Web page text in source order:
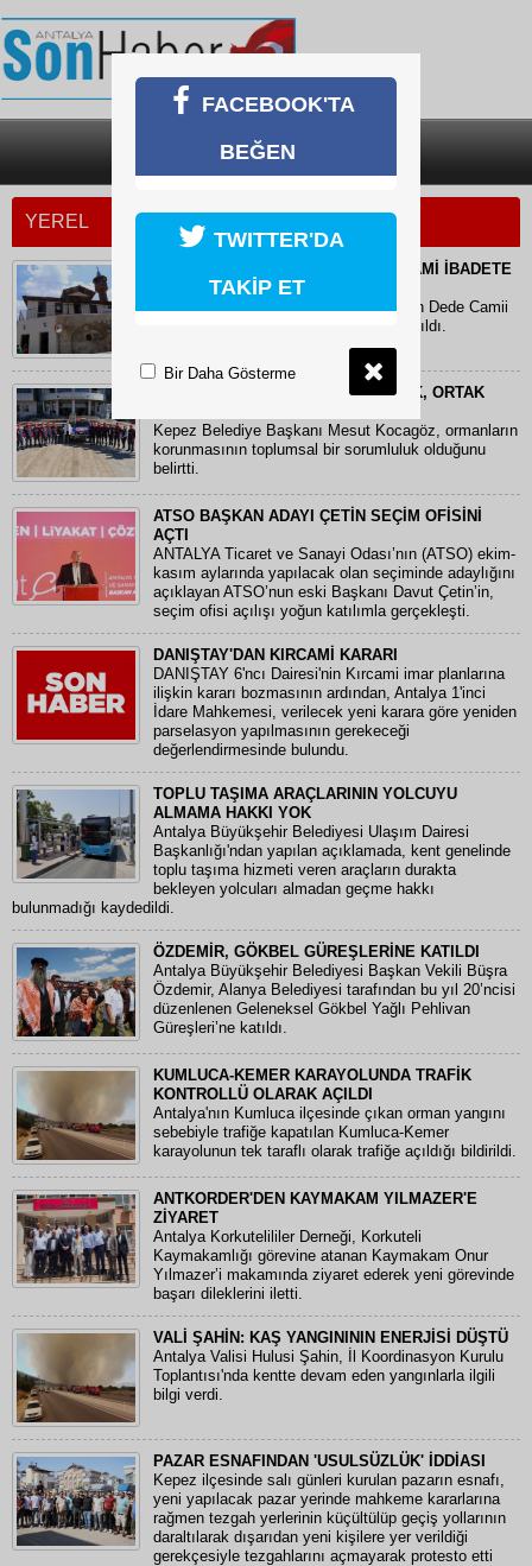
SON DAKİKA
YEREL
RESTORASYONU TAMAMLANAN CAMİ İBADETE
BURDUR'da 1845 yılında yapılan Hecin Dede Camii
restorasyonu tamamlanarak ibadete açıldı.
KOCAGÖZ: "ORMANLARI KORUMAK, ORTAK
Kepez Belediye Başkanı Mesut Kocagöz, ormanların
korunmasının toplumsal bir sorumluluk olduğunu
belirtti.
ATSO BAŞKAN ADAYI ÇETİN SEÇİM OFİSİNİ
AÇTI
ANTALYA Ticaret ve Sanayi Odası’nın (ATSO) ekim-
kasım aylarında yapılacak olan seçiminde adaylığını
açıklayan ATSO’nun eski Başkanı Davut Çetin’in,
seçim ofisi açılışı yoğun katılımla gerçekleşti.
DANIŞTAY'DAN KIRCAMİ KARARI
DANIŞTAY 6'ncı Dairesi'nin Kırcami imar planlarına
ilişkin kararı bozmasının ardından, Antalya 1'inci
İdare Mahkemesi, verilecek yeni karara göre yeniden
parselasyon yapılmasının gerekeceği
değerlendirmesinde bulundu.
TOPLU TAŞIMA ARAÇLARININ YOLCUYU
ALMAMA HAKKI YOK
Antalya Büyükşehir Belediyesi Ulaşım Dairesi
Başkanlığı'ndan yapılan açıklamada, kent genelinde
toplu taşıma hizmeti veren araçların durakta
bekleyen yolcuları almadan geçme hakkı
bulunmadığı kaydedildi.
ÖZDEMİR, GÖKBEL GÜREŞLERİNE KATILDI
Antalya Büyükşehir Belediyesi Başkan Vekili Büşra
Özdemir, Alanya Belediyesi tarafından bu yıl 20’ncisi
düzenlenen Geleneksel Gökbel Yağlı Pehlivan
Güreşleri’ne katıldı.
KUMLUCA-KEMER KARAYOLUNDA TRAFİK
KONTROLLÜ OLARAK AÇILDI
Antalya'nın Kumluca ilçesinde çıkan orman yangını
sebebiyle trafiğe kapatılan Kumluca-Kemer
karayolunun tek taraflı olarak trafiğe açıldığı bildirildi.
ANTKORDER'DEN KAYMAKAM YILMAZER'E
ZİYARET
Antalya Korkutelililer Derneği, Korkuteli
Kaymakamlığı görevine atanan Kaymakam Onur
Yılmazer’i makamında ziyaret ederek yeni görevinde
başarı dileklerini iletti.
VALİ ŞAHİN: KAŞ YANGINININ ENERJİSİ DÜŞTÜ
Antalya Valisi Hulusi Şahin, İl Koordinasyon Kurulu
Toplantısı'nda kentte devam eden yangınlarla ilgili
bilgi verdi.
PAZAR ESNAFINDAN 'USULSÜZLÜK' İDDİASI
Kepez ilçesinde salı günleri kurulan pazarın esnafı,
yeni yapılacak pazar yerinde mahkeme kararlarına
rağmen tezgah yerlerinin küçültülüp geçiş yollarının
daraltılarak dışarıdan yeni kişilere yer verildiği
gerekçesiyle tezgahlarını açmayarak protesto etti
FACEBOOK'TA
BEĞEN
TWITTER'DA
TAKİP ET
Bir Daha Gösterme